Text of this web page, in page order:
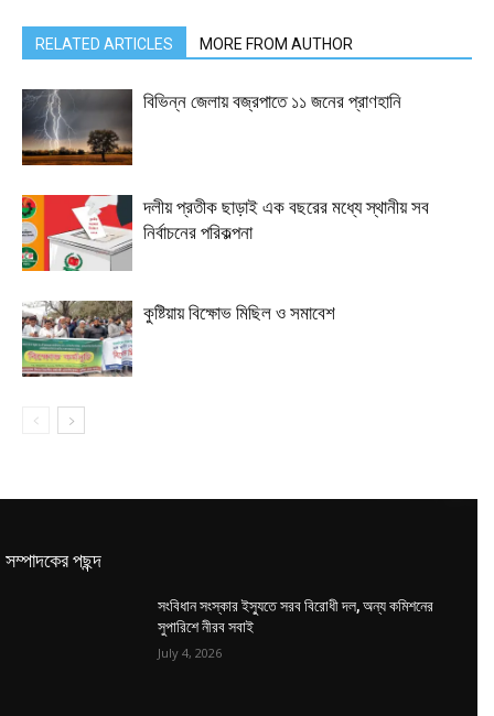
RELATED ARTICLES MORE FROM AUTHOR
বিভিন্ন জেলায় বজ্রপাতে ১১ জনের প্রাণহানি
দলীয় প্রতীক ছাড়াই এক বছরের মধ্যে স্থানীয় সব
নির্বাচনের পরিকল্পনা
কুষ্টিয়ায় বিক্ষোভ মিছিল ও সমাবেশ
সম্পাদকের পছন্দ
সংবিধান সংস্কার ইস্যুতে সরব বিরোধী দল, অন্য কমিশনের
সুপারিশে নীরব সবাই
July 4, 2026